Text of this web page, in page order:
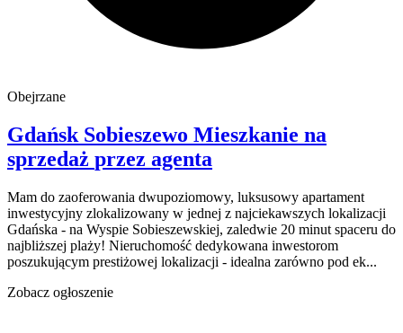
Obejrzane
Gdańsk Sobieszewo Mieszkanie na
sprzedaż przez agenta
Mam do zaoferowania dwupoziomowy, luksusowy apartament
inwestycyjny zlokalizowany w jednej z najciekawszych lokalizacji
Gdańska - na Wyspie Sobieszewskiej, zaledwie 20 minut spaceru do
najbliższej plaży! Nieruchomość dedykowana inwestorom
poszukującym prestiżowej lokalizacji - idealna zarówno pod ek...
Zobacz ogłoszenie